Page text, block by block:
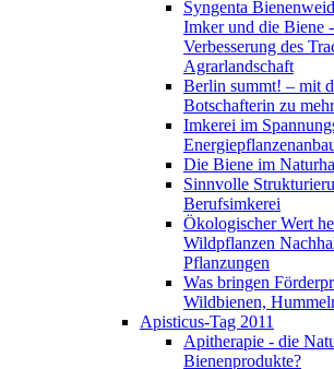
Syngenta
Imker und die Biene
Verbesserung des
Agrarlandschaft
Berlin summt! – mit
Botschafterin zu
Imkerei im
Die Biene im
Sinnvolle
Berufsimkerei
Ökologischer Wert
Wildpflanzen
Pflanzungen
Was bringen
Wildbienen,
Apisticus-Tag 2011
Apitherapie - die
Bienenprodukte?